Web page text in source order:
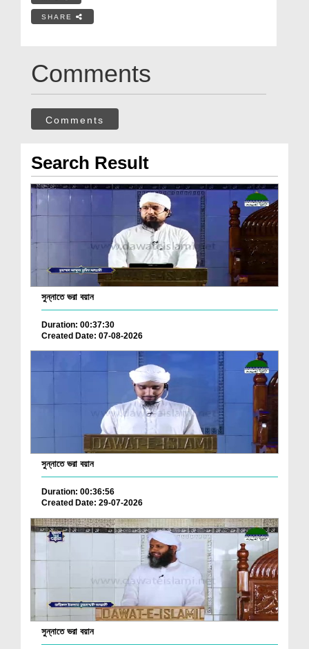
SHARE
Comments
Comments
Search Result
সুন্নাতে ভরা বয়ান
Duration: 00:37:30
Created Date: 07-08-2026
সুন্নাতে ভরা বয়ান
Duration: 00:36:56
Created Date: 29-07-2026
সুন্নাতে ভরা বয়ান